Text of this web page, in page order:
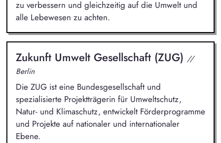
zu verbessern und gleichzeitig auf die Umwelt und
alle Lebewesen zu achten.
Zukunft Umwelt Gesellschaft (ZUG) //
Berlin
Die ZUG ist eine Bundesgesellschaft und
spezialisierte Projektträgerin für Umweltschutz,
Natur- und Klimaschutz, entwickelt Förderprogramme
und Projekte auf nationaler und internationaler
Ebene.